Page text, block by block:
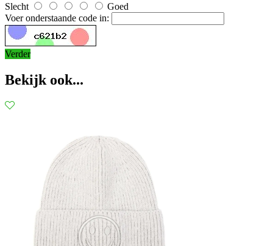
Slecht
Goed
Voer onderstaande code in:
Verder
Bekijk ook...